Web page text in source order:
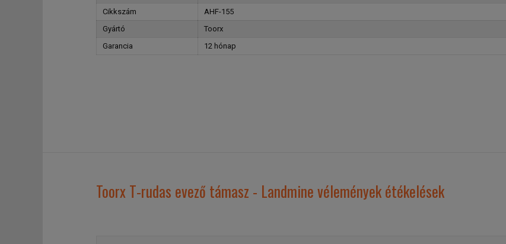
Cikkszám
AHF-155
Gyártó
Toorx
Garancia
12 hónap
Toorx T-rudas evező támasz - Landmine vélemények étékelések